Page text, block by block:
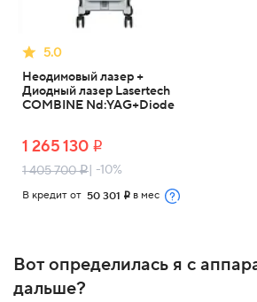
5.0
Неодимовый лазер +
Диодный лазер Lasertech
COMBINE Nd:YAG+Diode
1 265 130 i
1 405 700i | -10%
В кредит от 50 301 i в мес
Вот определилась я с
дальше?